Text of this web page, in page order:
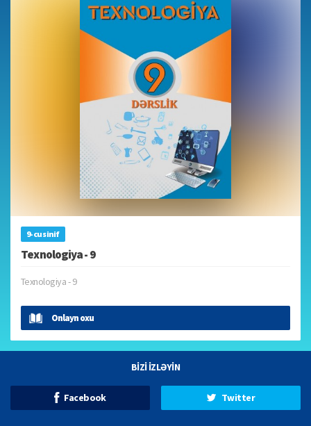
9-cu sinif
Texnologiya - 9
Texnologiya - 9
Onlayn oxu
BİZİ İZLƏYİN
Facebook Twitter